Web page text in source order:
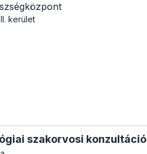
kerület
szakorvosi konzultáció